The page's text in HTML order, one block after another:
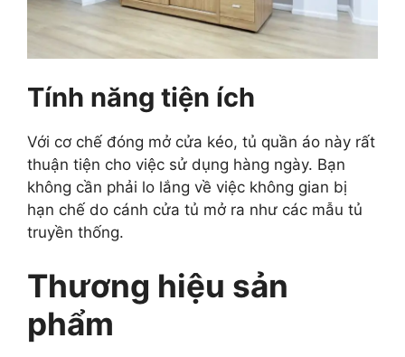
Tính năng tiện ích
Với cơ chế đóng mở cửa kéo, tủ quần áo này rất
thuận tiện cho việc sử dụng hàng ngày. Bạn
không cần phải lo lắng về việc không gian bị
hạn chế do cánh cửa tủ mở ra như các mẫu tủ
truyền thống.
Thương hiệu sản
phẩm